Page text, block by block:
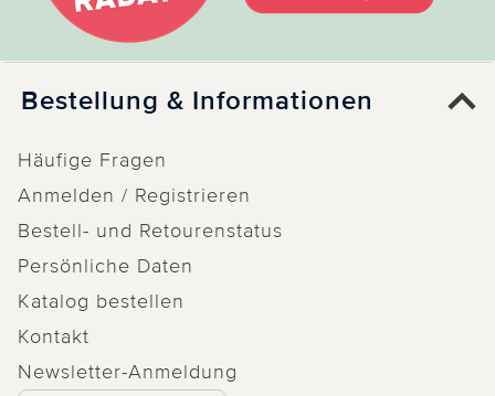
Bestellung & Informationen
Häufige Fragen
Anmelden / Registrieren
Bestell- und Retourenstatus
Persönliche Daten
Katalog bestellen
Kontakt
Newsletter-Anmeldung